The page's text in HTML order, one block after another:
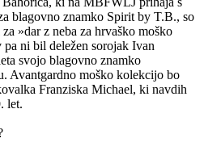
blagovno znamko Spirit by T.B., so
»dar z neba za hrvaško moško
ni bil deležen sorojak Ivan
svojo blagovno znamko
moško kolekcijo bo
Franziska Michael, ki navdih
let.